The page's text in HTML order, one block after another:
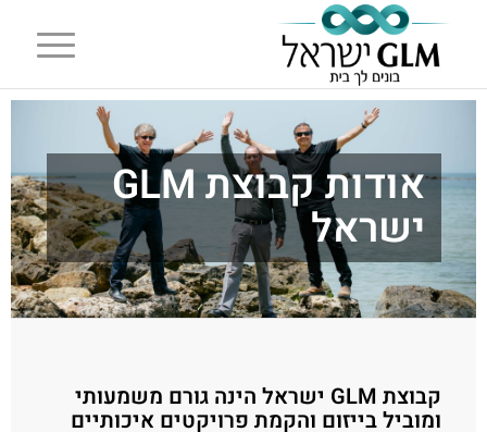
אודות קבוצת GLM
ישראל
קבוצת GLM ישראל הינה גורם משמעותי
ומוביל בייזום והקמת פרויקטים איכותיים